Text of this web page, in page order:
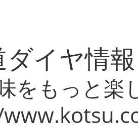
ダイヤ情
をもっと楽